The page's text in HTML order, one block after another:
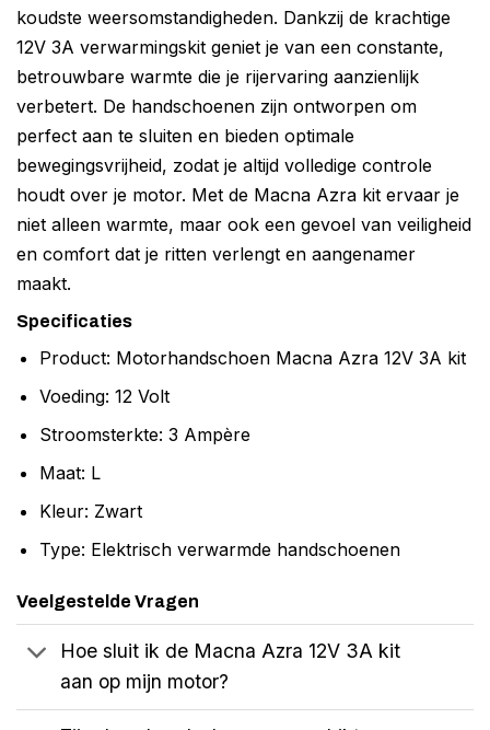
koudste weersomstandigheden. Dankzij de krachtige
12V 3A verwarmingskit geniet je van een constante,
betrouwbare warmte die je rijervaring aanzienlijk
verbetert. De handschoenen zijn ontworpen om
perfect aan te sluiten en bieden optimale
bewegingsvrijheid, zodat je altijd volledige controle
houdt over je motor. Met de Macna Azra kit ervaar je
niet alleen warmte, maar ook een gevoel van veiligheid
en comfort dat je ritten verlengt en aangenamer
maakt.
Specificaties
Product: Motorhandschoen Macna Azra 12V 3A kit
Voeding: 12 Volt
Stroomsterkte: 3 Ampère
Maat: L
Kleur: Zwart
Type: Elektrisch verwarmde handschoenen
Veelgestelde Vragen
Hoe sluit ik de Macna Azra 12V 3A kit
aan op mijn motor?